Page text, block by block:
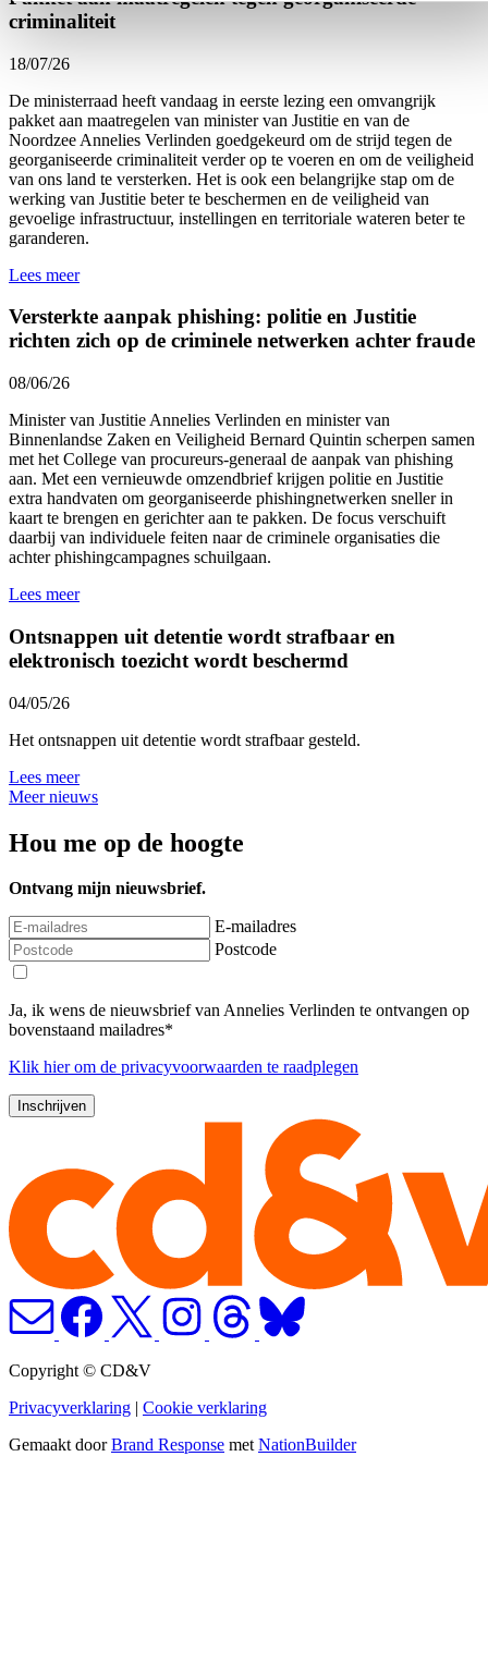
criminaliteit
18/07/26
De ministerraad heeft vandaag in eerste lezing een omvangrijk
pakket aan maatregelen van minister van Justitie en van de
Noordzee Annelies Verlinden goedgekeurd om de strijd tegen de
georganiseerde criminaliteit verder op te voeren en om de veiligheid
van ons land te versterken. Het is ook een belangrijke stap om de
werking van Justitie beter te beschermen en de veiligheid van
gevoelige infrastructuur, instellingen en territoriale wateren beter te
garanderen.
Lees meer
Versterkte aanpak phishing: politie en Justitie
richten zich op de criminele netwerken achter fraude
08/06/26
Minister van Justitie Annelies Verlinden en minister van
Binnenlandse Zaken en Veiligheid Bernard Quintin scherpen samen
met het College van procureurs-generaal de aanpak van phishing
aan. Met een vernieuwde omzendbrief krijgen politie en Justitie
extra handvaten om georganiseerde phishingnetwerken sneller in
kaart te brengen en gerichter aan te pakken. De focus verschuift
daarbij van individuele feiten naar de criminele organisaties die
achter phishingcampagnes schuilgaan.
Lees meer
Ontsnappen uit detentie wordt strafbaar en
elektronisch toezicht wordt beschermd
04/05/26
Het ontsnappen uit detentie wordt strafbaar gesteld.
Lees meer
Meer nieuws
Hou me op de hoogte
Ontvang mijn nieuwsbrief.
E-mailadres
Postcode
Ja, ik wens de nieuwsbrief van Annelies Verlinden te ontvangen op
bovenstaand mailadres*
Klik hierom de privacyvoorwaarden te raadplegen
Copyright © CD&V
Privacyverklaring | Cookie verklaring
Gemaakt doorBrand Response metNationBuilder